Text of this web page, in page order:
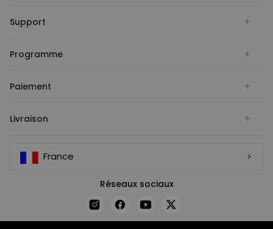
Support
Programme
Paiement
Livraison
France
Réseaux sociaux